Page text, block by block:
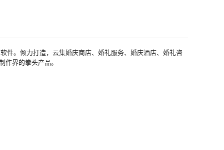
件。倾力打造，云集婚庆商店、婚礼服务、婚庆酒店、婚礼咨
界的拳头产品。